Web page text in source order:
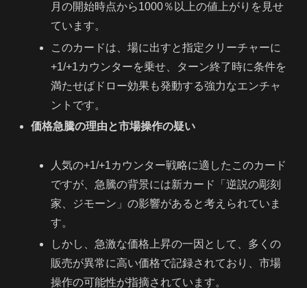
月の開始時点から1000％以上の値上がりを見せ
ています。
このカードは、場に出すと指定クリーチャーに
+1/+1カウンターを乗せ、ターン終了時に条件を
満たせばドロー効果も発動する強力なエンチャ
ントです。
価格急騰の理由と市場操作の疑い
人気の+1/+1カウンター戦略に適したこのカード
ですが、急騰の背景には新カード「逆説の彫刻
家、ジモーン」の影響があると考えられていま
す。
しかし、急激な価格上昇の一因として、多くの
販売が異常に高い価格で記録されており、市場
操作の可能性が指摘されています。